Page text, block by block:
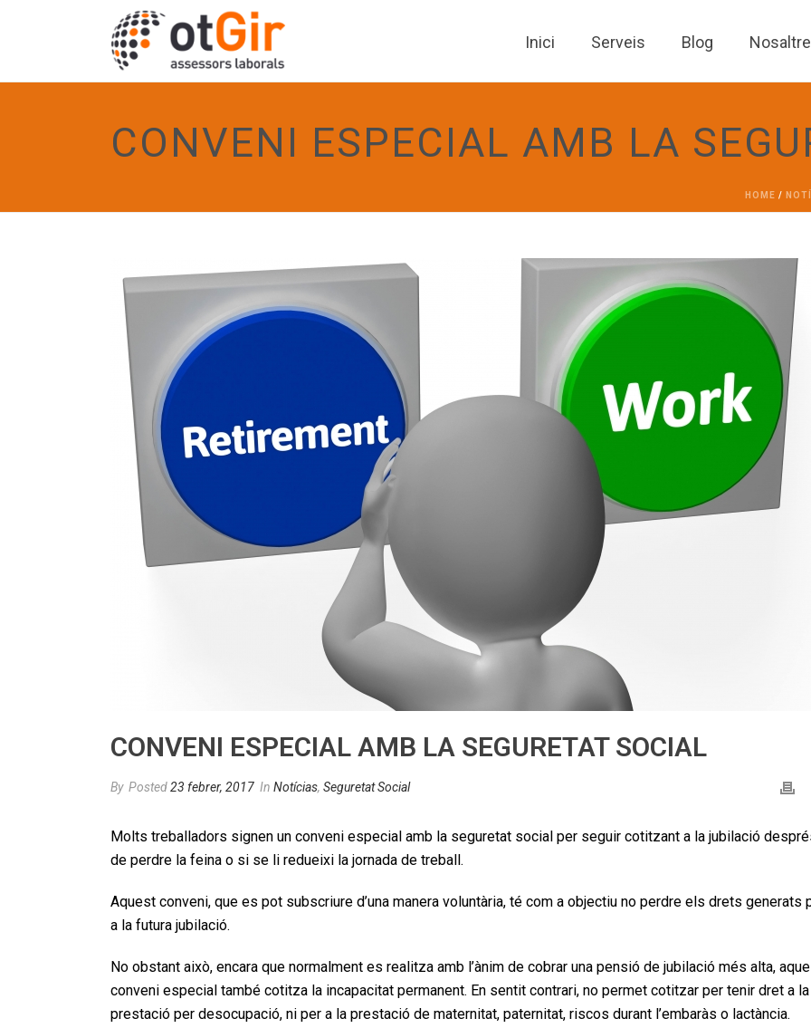
Inici Serveis Blog
CONVENI ESPECIAL AMB LA
HOME /
CONVENI ESPECIAL AMB LA SEGURETAT SOCIAL
By Posted23 febrer, 2017 In Notícias, Seguretat Social
Molts treballadors signen un conveni especial amb la seguretat social per seguir cotitzant a la jubilació
de perdre la feina o si se li redueixi la jornada de treball.
Aquest conveni, que es pot subscriure d’una manera voluntària, té com a objectiu no perdre els drets generats
a la futura jubilació.
No obstant això, encara que normalment es realitza amb l’ànim de cobrar una pensió de jubilació més alta,
conveni especial també cotitza la incapacitat permanent. En sentit contrari, no permet cotitzar per tenir dret a la
prestació per desocupació, ni per a la prestació de maternitat, paternitat, riscos durant l’embaràs o lactància.